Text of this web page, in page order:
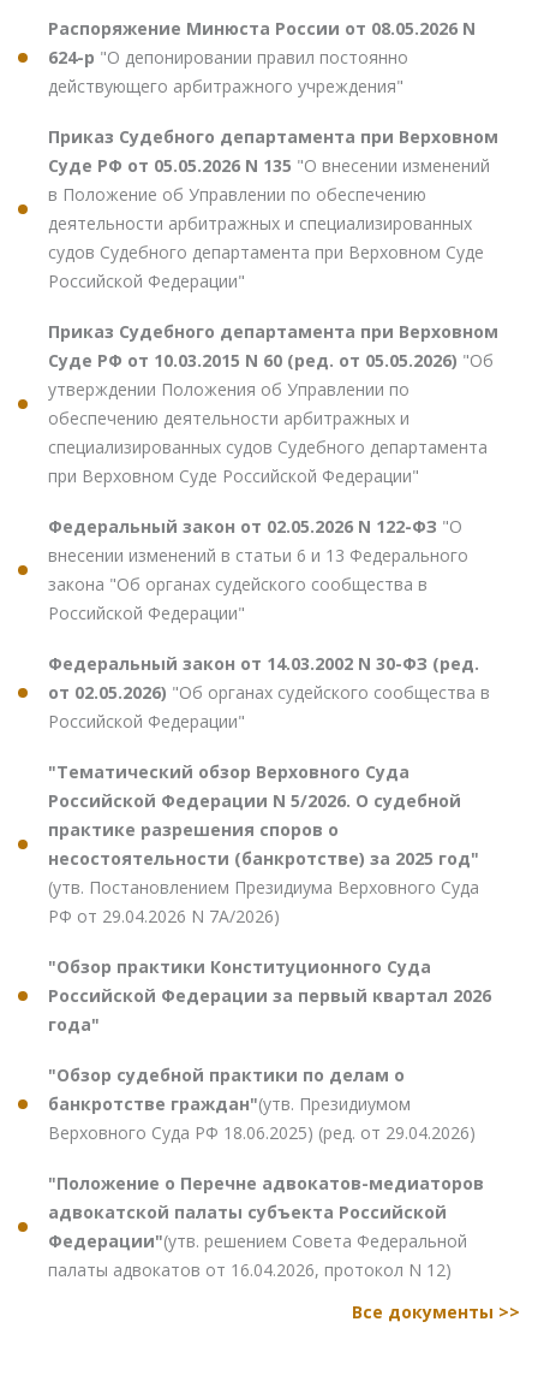
Распоряжение Минюста России от 08.05.2026 N
624-р "О депонировании правил постоянно
действующего арбитражного учреждения"
Приказ Судебного департамента при Верховном
Суде РФ от 05.05.2026 N 135 "О внесении изменений
в Положение об Управлении по обеспечению
деятельности арбитражных и специализированных
судов Судебного департамента при Верховном Суде
Российской Федерации"
Приказ Судебного департамента при Верховном
Суде РФ от 10.03.2015 N 60 (ред. от 05.05.2026) "Об
утверждении Положения об Управлении по
обеспечению деятельности арбитражных и
специализированных судов Судебного департамента
при Верховном Суде Российской Федерации"
Федеральный закон от 02.05.2026 N 122-ФЗ "О
внесении изменений в статьи 6 и 13 Федерального
закона "Об органах судейского сообщества в
Российской Федерации"
Федеральный закон от 14.03.2002 N 30-ФЗ (ред.
от 02.05.2026) "Об органах судейского сообщества в
Российской Федерации"
"Тематический обзор Верховного Суда
Российской Федерации N 5/2026. О судебной
практике разрешения споров о
несостоятельности (банкротстве) за 2025 год"
(утв. Постановлением Президиума Верховного Суда
РФ от 29.04.2026 N 7А/2026)
"Обзор практики Конституционного Суда
Российской Федерации за первый квартал 2026
года"
"Обзор судебной практики по делам о
банкротстве граждан"(утв. Президиумом
Верховного Суда РФ 18.06.2025) (ред. от 29.04.2026)
"Положение о Перечне адвокатов-медиаторов
адвокатской палаты субъекта Российской
Федерации"(утв. решением Совета Федеральной
палаты адвокатов от 16.04.2026, протокол N 12)
Все документы >>